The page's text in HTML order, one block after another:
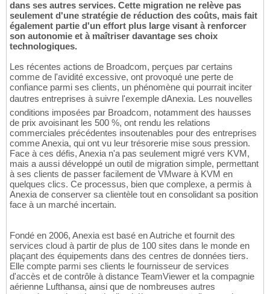
dans ses autres services. Cette migration ne relève pas
seulement d'une stratégie de réduction des coûts, mais fait
également partie d'un effort plus large visant à renforcer
son autonomie et à maîtriser davantage ses choix
technologiques.
Les récentes actions de Broadcom, perçues par certains
comme de l'avidité excessive, ont provoqué une perte de
confiance parmi ses clients, un phénomène qui pourrait inciter
dautres entreprises à suivre l'exemple dAnexia. Les nouvelles
conditions imposées par Broadcom, notamment des hausses
de prix avoisinant les 500 %, ont rendu les relations
commerciales précédentes insoutenables pour des entreprises
comme Anexia, qui ont vu leur trésorerie mise sous pression.
Face à ces défis, Anexia n'a pas seulement migré vers KVM,
mais a aussi développé un outil de migration simple, permettant
à ses clients de passer facilement de VMware à KVM en
quelques clics. Ce processus, bien que complexe, a permis à
Anexia de conserver sa clientèle tout en consolidant sa position
face à un marché incertain.
Fondé en 2006, Anexia est basé en Autriche et fournit des
services cloud à partir de plus de 100 sites dans le monde en
plaçant des équipements dans des centres de données tiers.
Elle compte parmi ses clients le fournisseur de services
d'accès et de contrôle à distance TeamViewer et la compagnie
aérienne Lufthansa, ainsi que de nombreuses autres